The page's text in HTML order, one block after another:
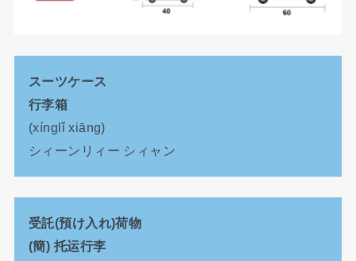
スーツケース
行李箱
(xínglǐ xiāng)
シィーンリィー シィャン
受託(預け入れ)荷物
(簡) 托运行李